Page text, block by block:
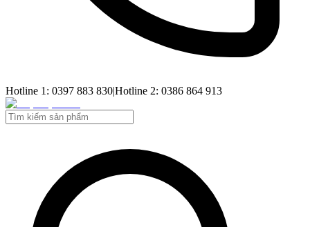
Hotline 1: 0397 883 830|Hotline 2: 0386 864 913